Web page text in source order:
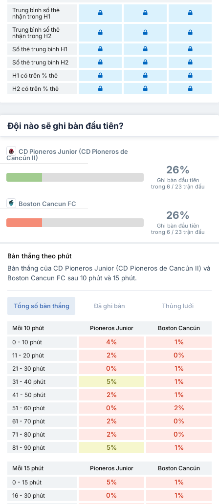
Trung bình số thẻ
nhận trong H1
Trung bình số thẻ
nhận trong H2
Số thẻ trung bình H1
Số thẻ trung bình H2
H1 có trên % thẻ
H2 có trên % thẻ
Đội nào sẽ ghi bàn đầu tiên?
CD Pioneros Junior (CD Pioneros de
Cancún II)
26%
Ghi bàn đầu tiên
trong 6 / 23 trận đấu
Boston Cancun FC
26%
Ghi bàn đầu tiên
trong 6 / 23 trận đấu
Bàn thắng theo phút
Bàn thắng của CD Pioneros Junior (CD Pioneros de Cancún II) và
Boston Cancun FC sau 10 phút và 15 phút.
Tổng số bàn thắng Đã ghi bàn Thủng lưới
Mỗi 10 phút Pioneros Junior
Boston Cancún
0 - 10 phút
4% 1%
11 - 20 phút 2% 0%
21 - 30 phút 0% 1%
31 - 40 phút 5% 1%
41 - 50 phút 2% 1%
51 - 60 phút 0% 2%
61 - 70 phút 2% 0%
71 - 80 phút 2% 0%
81 - 90 phút 5% 1%
Mỗi 15 phút Pioneros Junior
Boston Cancún
0 - 15 phút
5% 1%
16 - 30 phút 0% 1%